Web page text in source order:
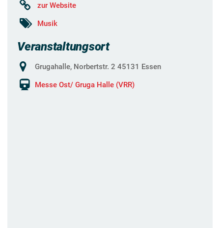
zur Website
Musik
Veranstaltungsort
Grugahalle, Norbertstr. 2 45131 Essen
Messe Ost/ Gruga Halle (VRR)